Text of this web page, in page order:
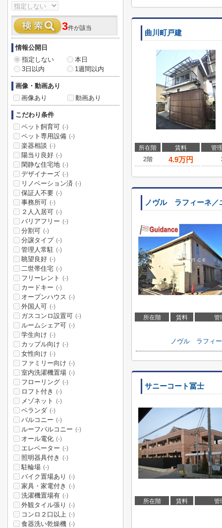
曲川町戸建
所在階 賃料
管
2階
4.9万円
ノヴル ラフィーネ
所在階 賃料 管
ノヴル ラフィ
サニーコート冨士
所在階 賃料 管
3件が該当
情報公開日
指定しない
本日
3日以内
1週間以内
画像・動画あり
画像あり
動画あり
こだわり条件
ペット飼育可 (-)
ペット専用設備 (-)
楽器相談 (-)
陽当り良好 (-)
閑静な住宅地 (-)
デザイナーズ (-)
リノベーション済 (-)
保証人不要 (-)
事務所可 (-)
２人入居可 (-)
バリアフリー (-)
分割可 (-)
分譲タイプ (-)
管理人常駐 (-)
眺望良好 (-)
二世帯住宅 (-)
フリーレント (-)
カードキー (-)
オープンハウス (-)
外国人可 (-)
ガスコンロ設置可 (-)
ルームシェア可 (-)
学生向け (-)
カップル向け (-)
女性向け (-)
ファミリー向け (-)
室内洗濯機置場 (-)
フローリング (-)
ロフト付き (-)
メゾネット (-)
ベランダ (-)
バルコニー (-)
ルーフバルコニー (-)
オール電化 (-)
エレベーター (-)
照明器具付き (-)
駐輪場 (-)
バイク置場あり (-)
家具・家電付き (-)
洗濯機置場有 (-)
外観タイル張り (-)
コンロ２口以上 (-)
食器洗い乾燥機 (-)